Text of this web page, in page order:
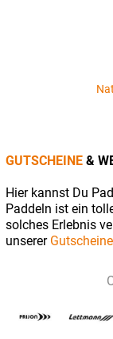
GUTSCHEINE &
Hier kannst Du
Paddeln ist ein
solches Erlebnis
unserer